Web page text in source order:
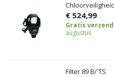
€ 524,99
Gratis
augustus
Filter 89 B/ TS